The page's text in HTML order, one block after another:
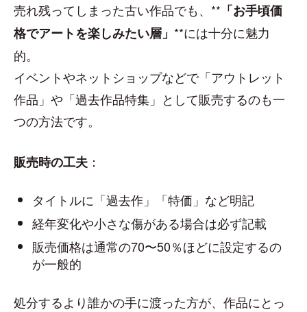
売れ残ってしまった古い作品でも、** 「お手頃価
格でアートを楽しみたい層」 **には十分に魅力
的。
イベントやネットショップなどで「アウトレット
作品」や「過去作品特集」として販売するのも一
つの方法です。
販売時の工夫 ：
タイトルに「過去作」「特価」など明記
経年変化や小さな傷がある場合は必ず記載
販売価格は通常の70〜50％ほどに設定するの
が一般的
処分するより誰かの手に渡った方が、作品にとっ